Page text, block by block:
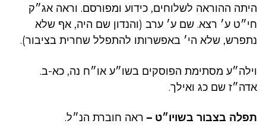
היתה ההוראה לשלוחים, כידוע ומפורסם. וראה אג״ק
חי״ט ע׳ רצא. שם ע׳ ערב (והנדון שם היה, אף שלא
נתפרש, שלא הי׳ באפשרותו להתפלל שחרית בציבור).
וילה״ע מסתימת הפוסקים בשו״ע או״ח נה, כא-ב.
אדה״ז שם כג ואילך.
תפלה בצבור בשויו״ט – ראה חוברת הנ״ל.